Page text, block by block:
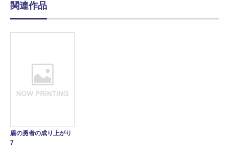
関連作品
盾の勇者の成り上がり
7